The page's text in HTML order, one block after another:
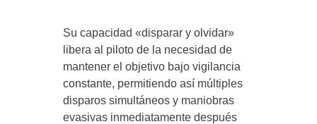
Su capacidad «disparar y olvidar»
libera al piloto de la necesidad de
mantener el objetivo bajo vigilancia
constante, permitiendo así múltiples
disparos simultáneos y maniobras
evasivas inmediatamente después